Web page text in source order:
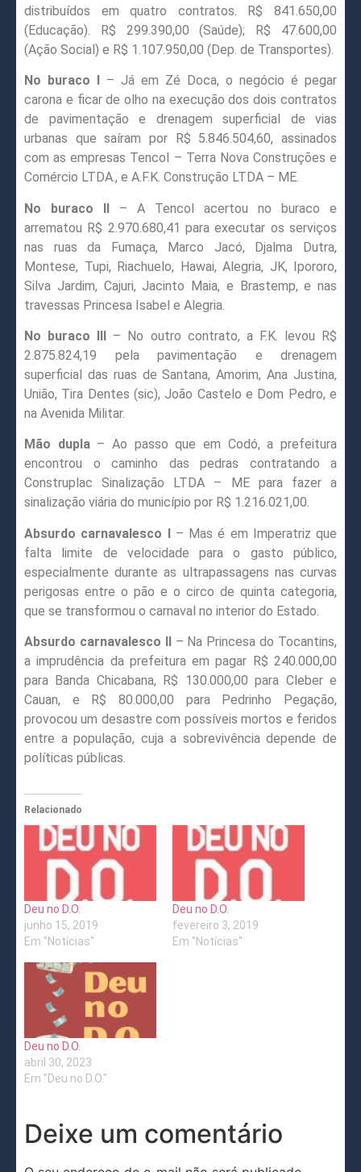
distribuídos em quatro contratos. R$ 841.650,00
(Educação). R$ 299.390,00 (Saúde); R$ 47.600,00
(Ação Social) e R$ 1.107.950,00 (Dep. de Transportes).
No buraco I
– Já em Zé Doca, o negócio é pegar
carona e ficar de olho na execução dos dois contratos
de pavimentação e drenagem superficial de vias
urbanas que saíram por R$ 5.846.504,60, assinados
com as empresas Tencol – Terra Nova Construções e
Comércio LTDA., e A.F.K. Construção LTDA – ME.
No buraco II – A Tencol acertou no buraco e
arrematou R$ 2.970.680,41 para executar os serviços
nas ruas da Fumaça, Marco Jacó, Djalma Dutra,
Montese, Tupi, Riachuelo, Hawai, Alegria, JK, Ipororo,
Silva Jardim, Cajuri, Jacinto Maia, e Brastemp, e nas
travessas Princesa Isabel e Alegria.
No buraco III – No outro contrato, a F.K. levou R$
2.875.824,19 pela pavimentação e drenagem
superficial das ruas de Santana, Amorim, Ana Justina,
União, Tira Dentes (sic), João Castelo e Dom Pedro, e
na Avenida Militar.
Mão dupla– Ao passo que em Codó, a prefeitura
encontrou o caminho das pedras contratando a
Construplac Sinalização LTDA – ME para fazer a
sinalização viária do município por R$ 1.216.021,00.
Absurdo carnavalesco I– Mas é em Imperatriz que
falta limite de velocidade para o gasto público,
especialmente durante as ultrapassagens nas curvas
perigosas entre o pão e o circo de quinta categoria,
que se transformou o carnaval no interior do Estado.
Absurdo carnavalesco II
– Na Princesa do Tocantins,
a imprudência da prefeitura em pagar R$ 240.000,00
para Banda Chicabana, R$ 130.000,00 para Cleber e
Cauan, e R$ 80.000,00 para Pedrinho Pegação,
provocou um desastre com possíveis mortos e feridos
entre a população, cuja a sobrevivência depende de
políticas públicas.
Relacionado
Deu no D.O.
junho 15, 2019
Em "Notícias"
Deu no D.O.
fevereiro 3, 2019
Em "Notícias"
Deu no D.O.
abril 30, 2023
Em "Deu no D.O."
Deixe um comentário